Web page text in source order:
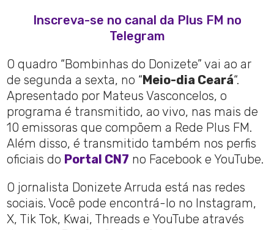
Inscreva-se no canal da Plus FM no
Telegram
O quadro “Bombinhas do Donizete” vai ao ar
de segunda a sexta, no “ Meio-dia Ceará“.
Apresentado por Mateus Vasconcelos, o
programa é transmitido, ao vivo, nas mais de
10 emissoras que compõem a Rede Plus FM.
Além disso, é transmitido também nos perfis
oficiais do Portal CN7 no Facebook e YouTube.
O jornalista Donizete Arruda está nas redes
sociais. Você pode encontrá-lo no Instagram,
X, Tik Tok, Kwai, Threads e YouTube através